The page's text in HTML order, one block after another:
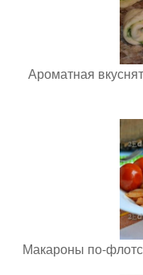
Ароматная
Макароны по-